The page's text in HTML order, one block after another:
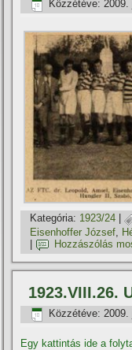
Közzétéve: 2009.
Kategória: 1923/24 |
Eisenhoffer József
Hozzászólás
1923.VIII.26.
Közzétéve: 2009.
Egy kattintás ide a